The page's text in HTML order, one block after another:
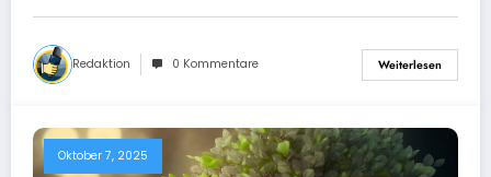
Redaktion 0 Kommentare Weiterlesen
Oktober 7, 2025